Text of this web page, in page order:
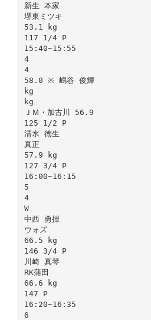
新生 本家
堺東ミツキ
53.1 kg
117 1/4 P
15:40∼15:55
4
4
58.0 ※ 嶋谷 俊輝
kg
kg
ＪＭ・加古川 56.9
125 1/2 P
清水 徳生
真正
57.9 kg
127 3/4 P
16:00∼16:15
5
4
W
中西 勇揮
ウォズ
66.5 kg
146 3/4 P
川崎 真琴
RK蒲田
66.6 kg
147 P
16:20∼16:35
6